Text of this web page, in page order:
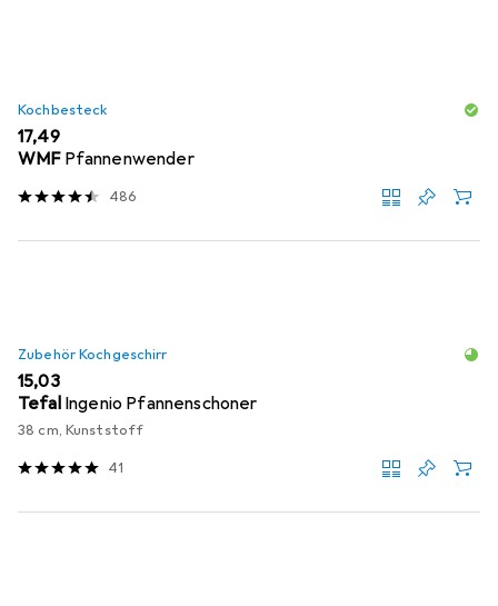
Kochbesteck
EUR
17,49
WMF Pfannenwender
486
Zubehör Kochgeschirr
EUR
15,03
Tefal Ingenio Pfannenschoner
38 cm, Kunststoff
41